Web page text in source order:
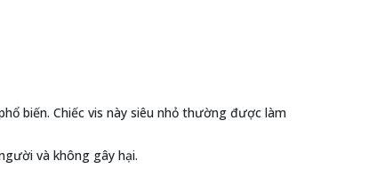
biến. Chiếc vis này siêu nhỏ thường được làm
và không gây hại.